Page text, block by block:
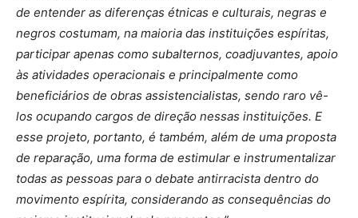
de entender as diferenças étnicas e culturais, negras e
negros costumam, na maioria das instituições espíritas,
participar apenas como subalternos, coadjuvantes, apoio
às atividades operacionais e principalmente como
beneficiários de obras assistencialistas, sendo raro vê-
los ocupando cargos de direção nessas instituições. E
esse projeto, portanto, é também, além de uma proposta
de reparação, uma forma de estimular e instrumentalizar
todas as pessoas para o debate antirracista dentro do
movimento espírita, considerando as consequências do